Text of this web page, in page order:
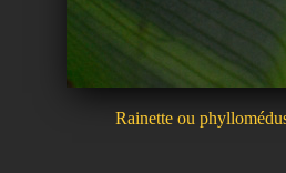
Rainette ou